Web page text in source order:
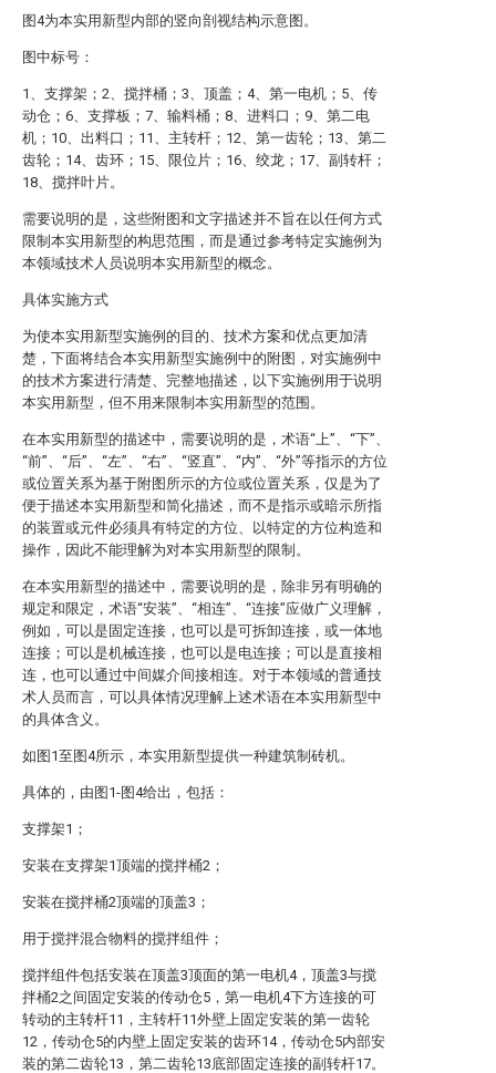
图4为本实用新型内部的竖向剖视结构示意图。
图中标号：
1、支撑架；2、搅拌桶；3、顶盖；4、第一电机；5、传
动仓；6、支撑板；7、输料桶；8、进料口；9、第二电
机；10、出料口；11、主转杆；12、第一齿轮；13、第二
齿轮；14、齿环；15、限位片；16、绞龙；17、副转杆；
18、搅拌叶片。
需要说明的是，这些附图和文字描述并不旨在以任何方式
限制本实用新型的构思范围，而是通过参考特定实施例为
本领域技术人员说明本实用新型的概念。
具体实施方式
为使本实用新型实施例的目的、技术方案和优点更加清
楚，下面将结合本实用新型实施例中的附图，对实施例中
的技术方案进行清楚、完整地描述，以下实施例用于说明
本实用新型，但不用来限制本实用新型的范围。
在本实用新型的描述中，需要说明的是，术语“上”、“下”、
“前”、“后”、“左”、“右”、“竖直”、“内”、“外”等指示的方位
或位置关系为基于附图所示的方位或位置关系，仅是为了
便于描述本实用新型和简化描述，而不是指示或暗示所指
的装置或元件必须具有特定的方位、以特定的方位构造和
操作，因此不能理解为对本实用新型的限制。
在本实用新型的描述中，需要说明的是，除非另有明确的
规定和限定，术语“安装”、“相连”、“连接”应做广义理解，
例如，可以是固定连接，也可以是可拆卸连接，或一体地
连接；可以是机械连接，也可以是电连接；可以是直接相
连，也可以通过中间媒介间接相连。对于本领域的普通技
术人员而言，可以具体情况理解上述术语在本实用新型中
的具体含义。
如图1至图4所示，本实用新型提供一种建筑制砖机。
具体的，由图1-图4给出，包括：
支撑架1；
安装在支撑架1顶端的搅拌桶2；
安装在搅拌桶2顶端的顶盖3；
用于搅拌混合物料的搅拌组件；
搅拌组件包括安装在顶盖3顶面的第一电机4，顶盖3与搅
拌桶2之间固定安装的传动仓5，第一电机4下方连接的可
转动的主转杆11，主转杆11外壁上固定安装的第一齿轮
12，传动仓5的内壁上固定安装的齿环14，传动仓5内部安
装的第二齿轮13，第二齿轮13底部固定连接的副转杆17。